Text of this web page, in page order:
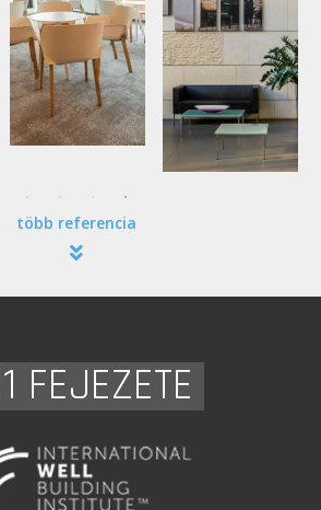
több referencia
FEJEZETE